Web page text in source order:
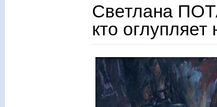
Светлана
кто